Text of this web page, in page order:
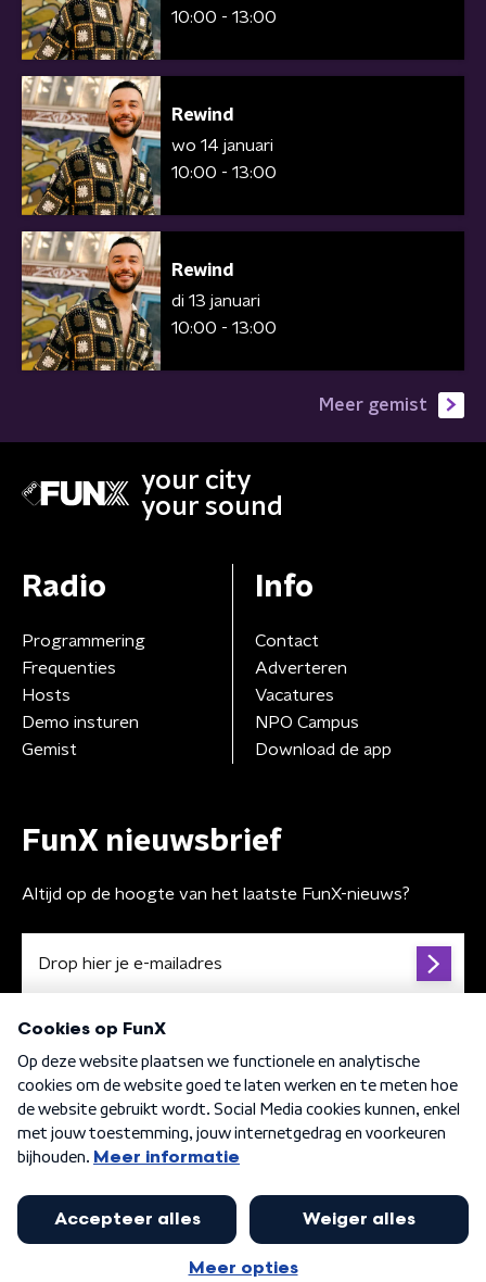
10:00 - 13:00
Rewind
wo 14 januari
10:00 - 13:00
Rewind
di 13 januari
10:00 - 13:00
Meer gemist
your city
your sound
Radio
Programmering
Frequenties
Hosts
Demo insturen
Gemist
Info
Contact
Adverteren
Vacatures
NPO Campus
Download de app
FunX nieuwsbrief
Altijd op de hoogte van het laatste FunX-nieuws?
Algemene voorwaarden Privacybeleid